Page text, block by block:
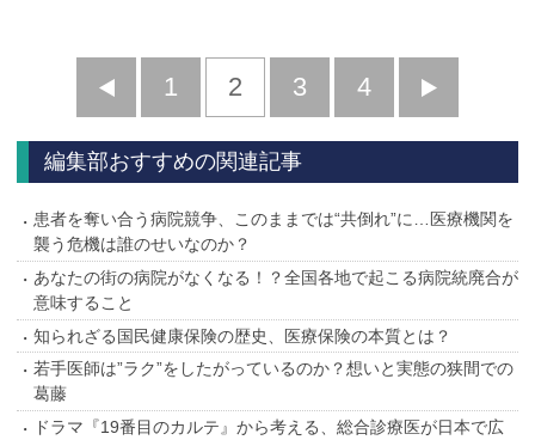
前
へ
1 2 3 4
へ
編集部おすすめの関連記事
患者を奪い合う病院競争、このままでは“共倒れ”に…医療機関を
襲う危機は誰のせいなのか？
あなたの街の病院がなくなる！？全国各地で起こる病院統廃合が
意味すること
知られざる国民健康保険の歴史、医療保険の本質とは？
若手医師は”ラク”をしたがっているのか？想いと実態の狭間での
葛藤
ドラマ『19番目のカルテ』から考える、総合診療医が日本で広